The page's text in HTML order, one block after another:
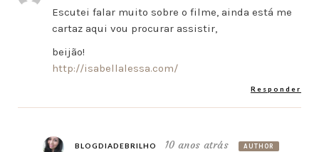
Escutei falar muito sobre o filme, ainda está me
cartaz aqui vou procurar assistir,
beijão!
http://isabellalessa.com/
Responder
BLOGDIADEBRILHO 10 anos atrás AUTHOR